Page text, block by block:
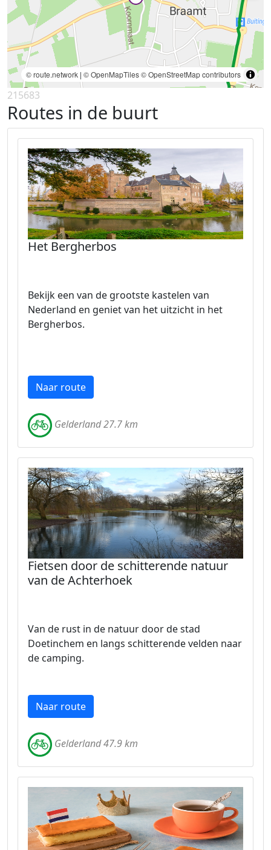
© route.network | © OpenMapTiles© OpenStreetMap contributors
215683
Routes in de buurt
Het Bergherbos
Bekijk een van de grootste kastelen van
Nederland en geniet van het uitzicht in het
Bergherbos.
Naar route
Gelderland 27.7 km
Fietsen door de schitterende natuur
van de Achterhoek
Van de rust in de natuur door de stad
Doetinchem en langs schitterende velden naar
de camping.
Naar route
Gelderland 47.9 km